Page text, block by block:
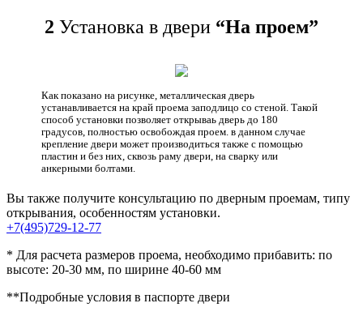
2 Установка в двери “На проем”
Как показано на рисунке, металлическая дверь
устанавливается на край проема заподлицо со стеной. Такой
способ установки позволяет открываь дверь до 180
градусов, полностью освобождая проем. в данном случае
крепление двери может производиться также с помощью
пластин и без них, сквозь раму двери, на сварку или
анкерными болтами.
Вы также получите консультацию по дверным проемам, типу
открывания, особенностям установки.
+7(495)729-12-77
* Для расчета размеров проема, необходимо прибавить: по
высоте: 20-30 мм, по ширине 40-60 мм
**Подробные условия в паспорте двери